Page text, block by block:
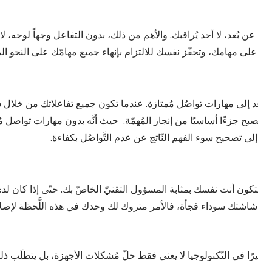
بُعد، لا أحد يُراقبك. والأهم من ذلك، بدون التفاعل وجهاً لوجه،
مهامك، وتحفّز نفسك للالتزام بإنهاء جميع مهامّك على النحو
إلى مهارات تواصُل مُمتازة. عندما تكون جميع تفاعلاتك من
جزءًا أساسيًا من إنجاز المُهمّة. حيث أنَّه بدون مهارات
تصحيح سوء الفهم النّاتج عن عدم التَّواصُل بكفاءة.
أنت نفسك بمثابة المسؤول التقنيّ الخاصّ بك. حتّى إذا كان
شاشتك سوداء فجأة، فالأمر متروك لك وحدك في هذه اللَّحظة
في التّكنولوجيا لا يعني فقط حلّ مُشكلات الأجهزة، بل يتطلَب